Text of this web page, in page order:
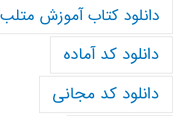
دانلود کتاب آموزش متلب
دانلود کد آماده
دانلود کد مجانی